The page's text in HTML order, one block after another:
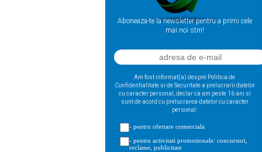
Aboneaza-te la newsletter pentru a primi cele
mai noi stiri!
Am fost informat(a) despre Politica de
Confidentialitate si de Securitate a prelucrarii datelor
cu caracter personal, declar ca am peste 16 ani si
sunt de acord cu prelucrarea datelor cu caracter
personal:
- pentru ofertare comerciala
- pentru activitati promotionale: concursuri,
reclame, publicitate